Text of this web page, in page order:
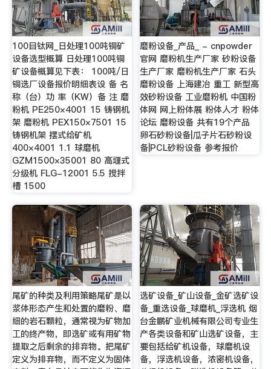
100目钛网_日处理100吨铜矿
设备选型概算 日处理100吨铜
矿设备概算见下表： 100吨/日
铜选厂设备报价明细表设 备 名
称（台）功 率（KW）备 注 磨
粉机 PE250×4001 15 铸钢机
架 磨粉机 PEX150×7501 15
铸钢机架 摆式给矿机
400×4001 1.1 球磨机
GZM1500×35001 80 高堰式
分级机 FLG-12001 5.5 搅拌
槽 1500
磨粉设备_产品_ - cnpowder
官网 磨粉机生产厂家 砂粉设备
生产厂家 磨粉机生产厂家 石头
磨粉设备 上海建冶 重工 新型高
效砂粉设备 工业磨粉机 中国粉
体网 网上粉体展 粉体人才 粉体
论坛 磨粉设备 共有19个产品
卵石砂粉设备|瓜子片石砂粉设
备|PCL砂粉设备 参考报价
尾矿的种类及利用策略尾矿是以
浆体形态产生和处置的磨粉、磨
细的岩石颗粒，通常视为矿物加
工的终产物，即选矿或有用矿物
提取之后剩余的排弃物。把尾矿
定义为排弃物，而不定义为固体
选矿设备_矿山设备_金矿选矿设
备_重选设备_球磨机_浮选机 烟
台金鹏矿业机械有限公司专业生
产各类设备和矿山选矿设备，主
要包括给矿机设备，球磨机设
备，浮选机设备，浓密机设备，